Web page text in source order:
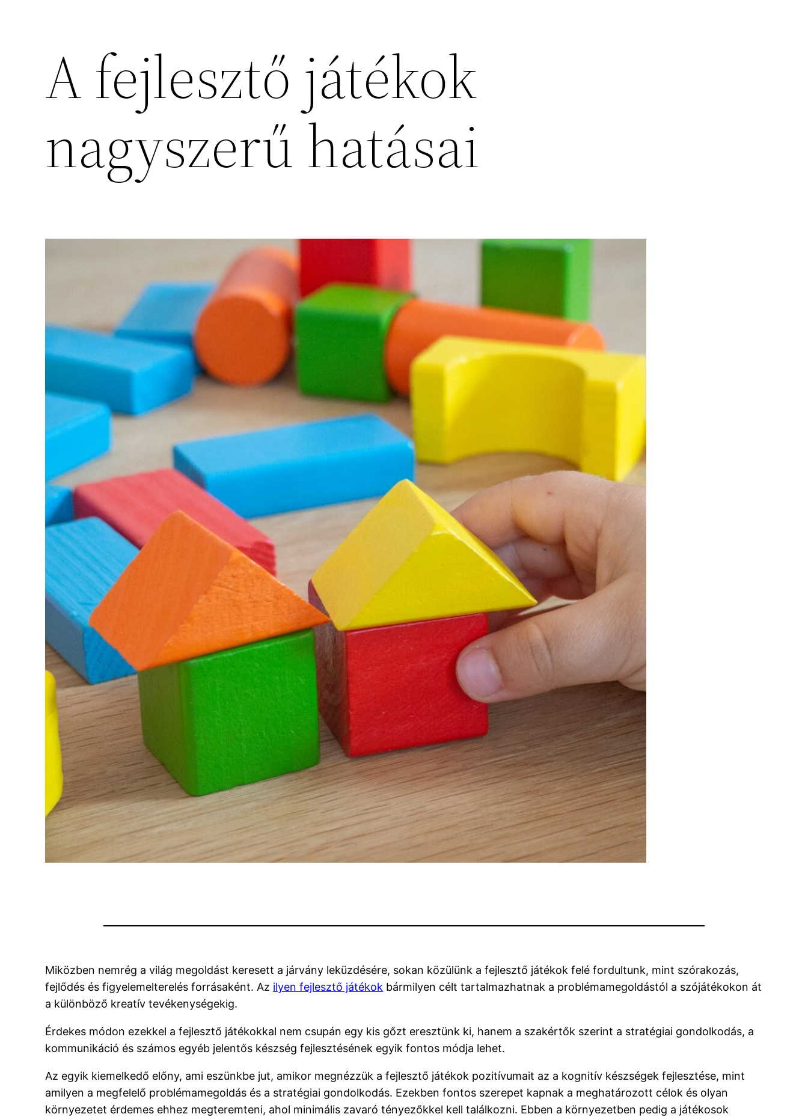
A fejlesztő játékok
nagyszerű hatásai
Miközben nemrég a világ megoldást keresett a járvány leküzdésére, sokan közülünk a fejlesztő játékok felé fordultunk, mint szórakozás,
fejlődés és figyelemelterelés forrásaként. Az ilyen fejlesztő játékok bármilyen célt tartalmazhatnak a problémamegoldástól a szójátékokon át
a különböző kreatív tevékenységekig.
Érdekes módon ezekkel a fejlesztő játékokkal nem csupán egy kis gőzt eresztünk ki, hanem a szakértők szerint a stratégiai gondolkodás, a
kommunikáció és számos egyéb jelentős készség fejlesztésének egyik fontos módja lehet.
Az egyik kiemelkedő előny, ami eszünkbe jut, amikor megnézzük a fejlesztő játékok pozitívumait az a kognitív készségek fejlesztése, mint
amilyen a megfelelő problémamegoldás és a stratégiai gondolkodás. Ezekben fontos szerepet kapnak a meghatározott célok és olyan
környezetet érdemes ehhez megteremteni, ahol minimális zavaró tényezőkkel kell találkozni. Ebben a környezetben pedig a játékosok